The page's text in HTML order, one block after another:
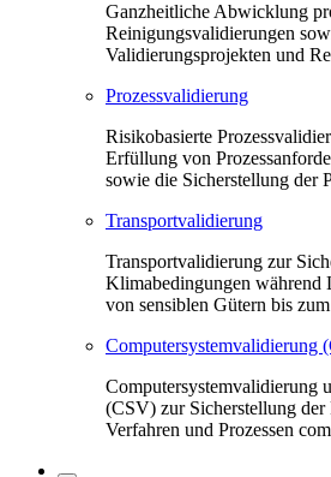
Ganzheitliche Abwicklung
Reinigungsvalidierungen
Validierungsprojekten und
Prozessvalidierung
Risikobasierte
Erfüllung von
sowie die Sicherstellung der
Transportvalidierung
Transportvalidierung zur
Klimabedingungen während
von sensiblen Gütern bis
Computersystemvalidierung
Computersystemvalidierung
(CSV) zur Sicherstellung
Verfahren und Prozessen